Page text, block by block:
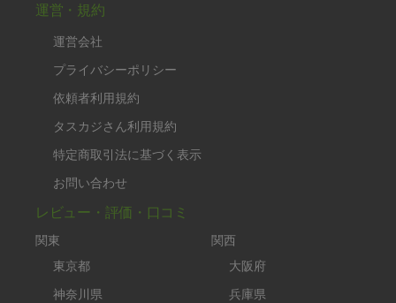
運営・規約
運営会社
プライバシーポリシー
依頼者利用規約
タスカジさん利用規約
特定商取引法に基づく表示
お問い合わせ
レビュー・評価・口コミ
関東
東京都
神奈川県
関西
大阪府
兵庫県